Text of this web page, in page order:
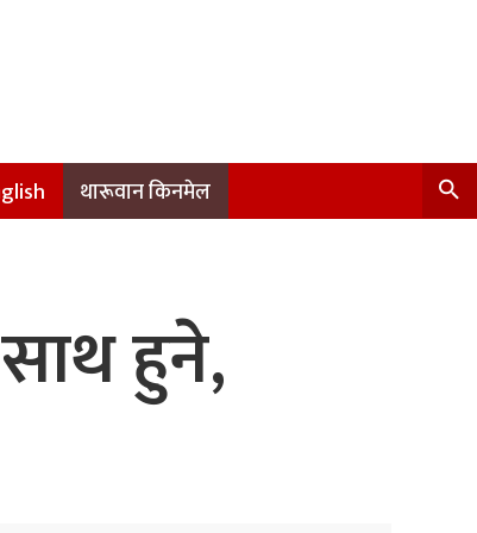
थारूवान किनमेल
हुने,